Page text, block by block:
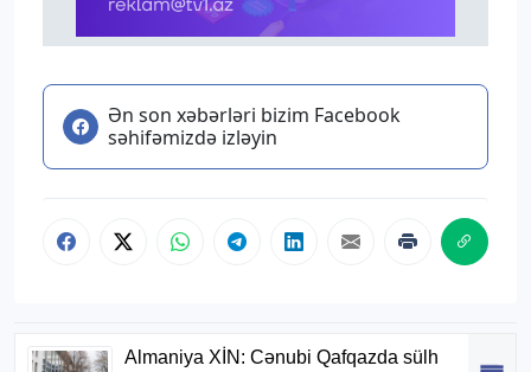
Ən son xəbərləri bizim Facebook
səhifəmizdə izləyin